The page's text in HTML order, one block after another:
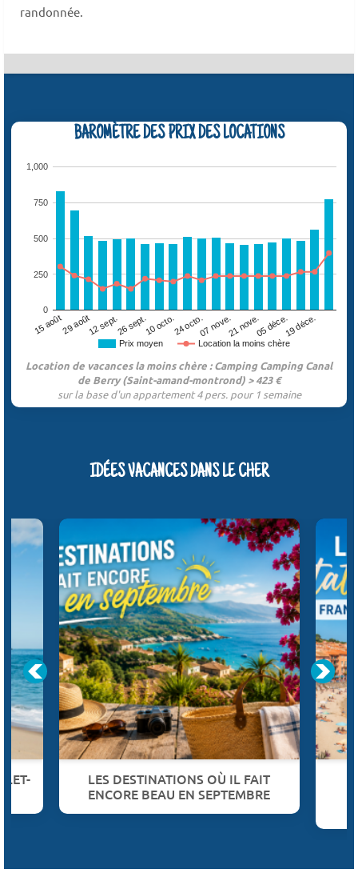
randonnée.
BAROMÈTRE DES PRIX DES LOCATIONS
Prix moyen Location la moins chère
15 août29 août12 sept.26 sept.10 octo.24 octo.07 nove.21 nove.05 déce.19 déce.
0
250
500
750
1,000
Location de vacances la moins chère : Camping Camping Canal
de Berry (Saint-amand-montrond) > 423 €
sur la base d'un appartement 4 pers. pour 1 semaine
IDÉES VACANCES DANS LE CHER
LES DESTINATIONS OÙ IL FAIT
ENCORE BEAU EN SEPTEMBRE